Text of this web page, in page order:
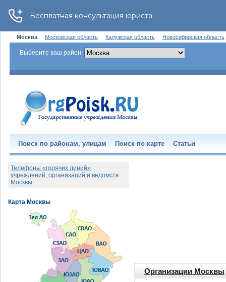
Москва Московская область Калужская область Новосибирская область
Выберите ваш район:
Поиск по районам, улицам Поиск по карте Статьи
Организации Москвы
Телефоны «горячих линий»
учреждений, организаций и ведомств
Москвы